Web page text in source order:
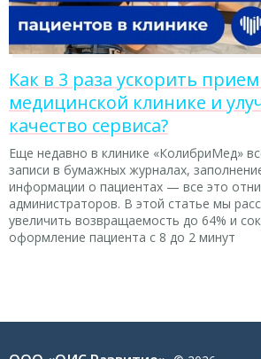
Как в 3 раза ускорить
медицинской клинике и
качество сервиса?
Еще недавно в клинике «КолибриМед»
записи в бумажных журналах,
информации о пациентах — все это
администраторов. В этой статье мы
увеличить возвращаемость до 64% и
оформление пациента с 8 до 2 минут